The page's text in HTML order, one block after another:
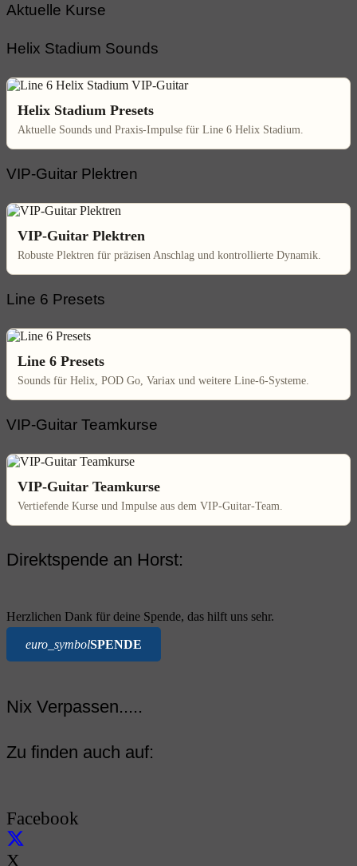
Aktuelle Kurse
Helix Stadium Sounds
Helix Stadium Presets
Aktuelle Sounds und Praxis-Impulse für Line 6 Helix Stadium.
VIP-Guitar Plektren
VIP-Guitar Plektren
Robuste Plektren für präzisen Anschlag und kontrollierte Dynamik.
Line 6 Presets
Line 6 Presets
Sounds für Helix, POD Go, Variax und weitere Line-6-Systeme.
VIP-Guitar Teamkurse
VIP-Guitar Teamkurse
Vertiefende Kurse und Impulse aus dem VIP-Guitar-Team.
Direktspende an Horst:
Herzlichen Dank für deine Spende, das hilft uns sehr.
euro_symbolSPENDE
Nix Verpassen.....
Zu finden auch auf:
Facebook
X